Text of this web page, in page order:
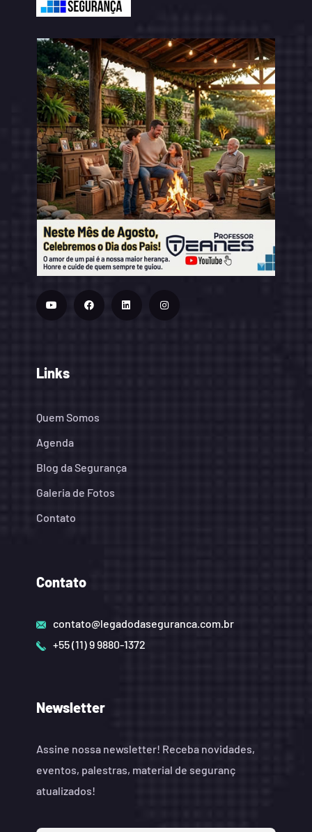
Links
Quem Somos
Agenda
Blog da Segurança
Galeria de Fotos
Contato
Contato
contato@legadodaseguranca.com.br
+55 (11) 9 9880-1372
Newsletter
Assine nossa newsletter! Receba novidades,
eventos, palestras, material de seguranç
atualizados!